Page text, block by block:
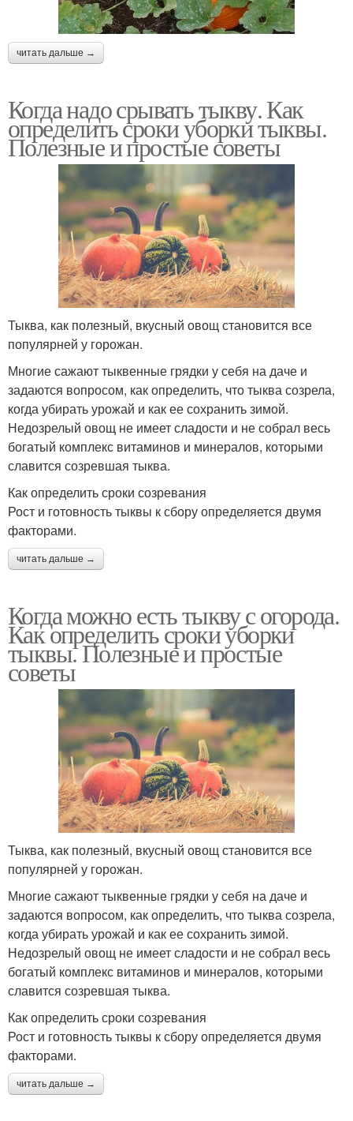
читать дальше →
Когда надо срывать тыкву. Как
определить сроки уборки тыквы.
Полезные и простые советы
Тыква, как полезный, вкусный овощ становится все
популярней у горожан.
Многие сажают тыквенные грядки у себя на даче и
задаются вопросом, как определить, что тыква созрела,
когда убирать урожай и как ее сохранить зимой.
Недозрелый овощ не имеет сладости и не собрал весь
богатый комплекс витаминов и минералов, которыми
славится созревшая тыква.
Как определить сроки созревания
Рост и готовность тыквы к сбору определяется двумя
факторами.
читать дальше →
Когда можно есть тыкву с огорода.
Как определить сроки уборки
тыквы. Полезные и простые
советы
Тыква, как полезный, вкусный овощ становится все
популярней у горожан.
Многие сажают тыквенные грядки у себя на даче и
задаются вопросом, как определить, что тыква созрела,
когда убирать урожай и как ее сохранить зимой.
Недозрелый овощ не имеет сладости и не собрал весь
богатый комплекс витаминов и минералов, которыми
славится созревшая тыква.
Как определить сроки созревания
Рост и готовность тыквы к сбору определяется двумя
факторами.
читать дальше →